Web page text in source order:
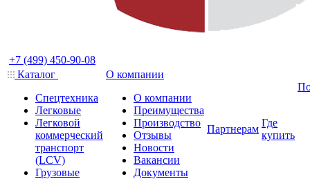
+7 (499) 450-90-08
Каталог
Спецтехника
Легковые
Легковой
коммерческий
транспорт
(LCV)
Грузовые
О компании
О компании
Преимущества
Производство
Отзывы
Новости
Вакансии
Документы
Партнерам
Где
купить